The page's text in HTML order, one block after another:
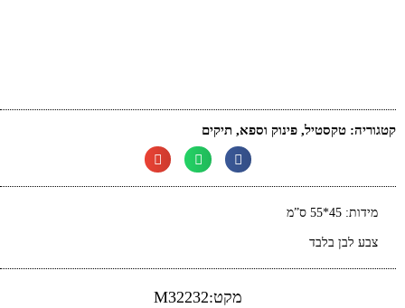
קטגוריה: טקסטיל, פינוק וספא, תיקים
מידות: 45*55 ס”מ
צבע לבן בלבד
מקט:M32232